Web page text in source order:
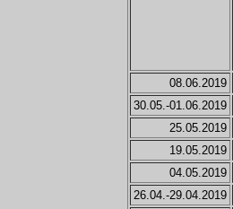
08.06.2019
30.05.-01.06.2019
25.05.2019
19.05.2019
04.05.2019
26.04.-29.04.2019